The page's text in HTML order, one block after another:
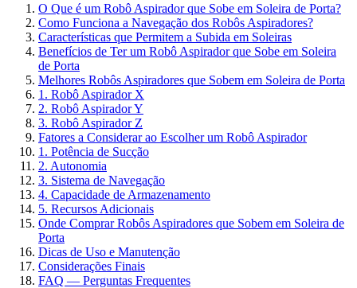
O Que é um Robô Aspirador que Sobe em Soleira de Porta?
Como Funciona a Navegação dos Robôs Aspiradores?
Características que Permitem a Subida em Soleiras
Benefícios de Ter um Robô Aspirador que Sobe em Soleira
de Porta
Melhores Robôs Aspiradores que Sobem em Soleira de Porta
1. Robô Aspirador X
2. Robô Aspirador Y
3. Robô Aspirador Z
Fatores a Considerar ao Escolher um Robô Aspirador
1. Potência de Sucção
2. Autonomia
3. Sistema de Navegação
4. Capacidade de Armazenamento
5. Recursos Adicionais
Onde Comprar Robôs Aspiradores que Sobem em Soleira de
Porta
Dicas de Uso e Manutenção
Considerações Finais
FAQ — Perguntas Frequentes